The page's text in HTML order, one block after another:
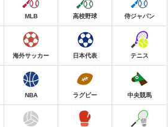
MLB 高校野球 侍ジャパン
海外サッカー 日本代表 テニス
NBA ラグビー 中央競馬